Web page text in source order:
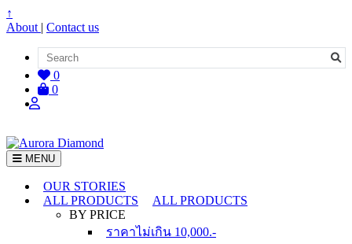
↑
About | Contact us
0
0
MENU
OUR STORIES
ALL PRODUCTS
ALL PRODUCTS
BY PRICE
ราคาไม่เกิน 10,000.-